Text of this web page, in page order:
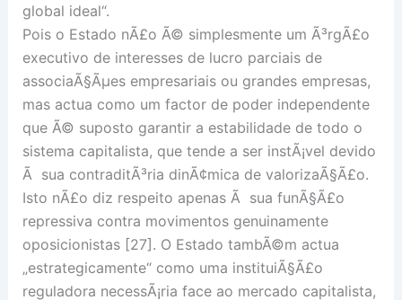
global ideal“.
Pois o Estado nÃ£o Ã© simplesmente um Ã³rgÃ£o
executivo de interesses de lucro parciais de
associaÃ§Ãµes empresariais ou grandes empresas,
mas actua como um factor de poder independente
que Ã© suposto garantir a estabilidade de todo o
sistema capitalista, que tende a ser instÃ¡vel devido
Ã sua contraditÃ³ria dinÃ¢mica de valorizaÃ§Ã£o.
Isto nÃ£o diz respeito apenas Ã sua funÃ§Ã£o
repressiva contra movimentos genuinamente
oposicionistas [27]. O Estado tambÃ©m actua
„estrategicamente“ como uma instituiÃ§Ã£o
reguladora necessÃ¡ria face ao mercado capitalista,